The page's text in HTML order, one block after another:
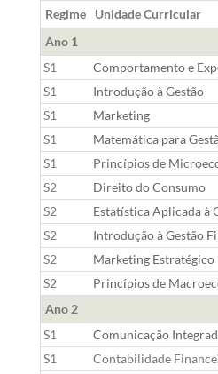
Regime
Unidade Curricular
Ano 1
S1
Comportamento e
S1
Introdução à Gestão
S1
Marketing
S1
Matemática para
S1
Princípios de
S2
Direito do Consumo
S2
Estatística Aplicada à
S2
Introdução à Gestão
S2
Marketing Estratégico
S2
Princípios de
Ano 2
S1
Comunicação
S1
Contabilidade